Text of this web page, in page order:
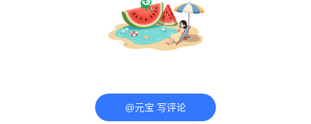
@元宝 写评论